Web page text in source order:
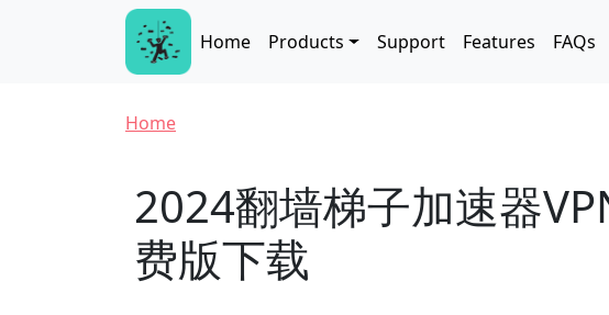
Skip to main content
Main navigation
Home Products Support Features FAQs
Breadcrumb
Home
2024翻墙梯子加速器
费版下载